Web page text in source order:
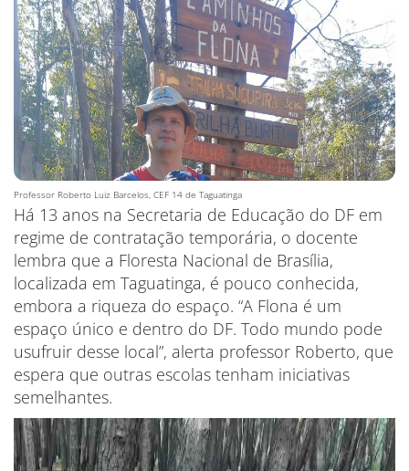
Professor Roberto Luiz Barcelos, CEF 14 de Taguatinga
Há 13 anos na Secretaria de Educação do DF em
regime de contratação temporária, o docente
lembra que a Floresta Nacional de Brasília,
localizada em Taguatinga, é pouco conhecida,
embora a riqueza do espaço. “A Flona é um
espaço único e dentro do DF. Todo mundo pode
usufruir desse local”, alerta professor Roberto, que
espera que outras escolas tenham iniciativas
semelhantes.
Tocador
de